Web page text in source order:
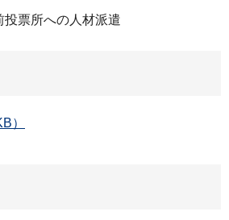
票所への人材派遣
）